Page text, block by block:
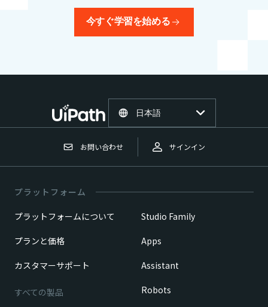
今すぐ学習を始める
お問い合わせ サインイン
日本語
プラットフォーム
プラットフォームについて
プランと価格
カスタマーサポート
すべての製品
Studio Family
Apps
Assistant
Robots